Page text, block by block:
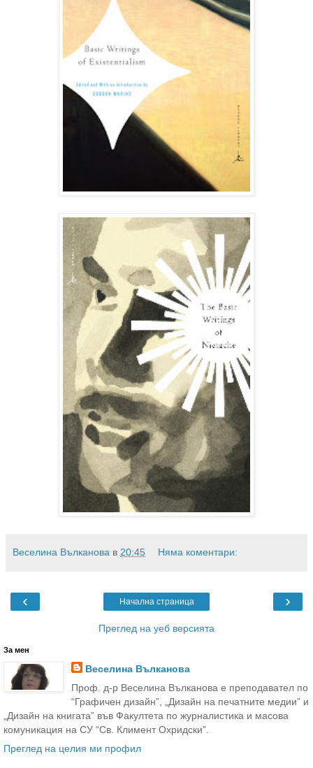
Веселина Вълканова в 20:45 Няма коментари:
‹ ›
Начална страница
Преглед на уеб версията
За мен
Веселина Вълканова
Проф. д-р Веселина Вълканова е преподавател по
“Графичен дизайн”, „Дизайн на печатните медии” и
„Дизайн на книгата” във Факултета по журналистика и масова
комуникация на СУ “Св. Климент Охридски”.
Преглед на целия ми профил